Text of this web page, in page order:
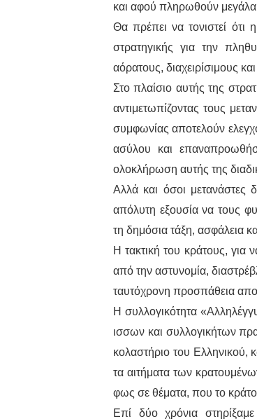
και αφού πληρωθούν μεγάλα
Θα πρέπει να τονιστεί ότι
στρατηγικής για την
αόρατους, διαχειρίσιμους
Στο πλαίσιο αυτής της
αντιμετωπίζοντας τους
συμφωνίας αποτελούν
ασύλου και
ολοκλήρωση αυτής της
Αλλά και όσοι μετανάστες
απόλυτη εξουσία να τους
τη δημόσια τάξη, ασφάλεια
Η τακτική του κράτους, για
από την αστυνομία,
ταυτόχρονη προσπάθεια
Η συλλογικότητα
ισσων και συλλογικήτων
κολαστήριο του Ελληνικού,
τα αιτήματα των
φως σε θέματα, που το
Επί δύο χρόνια